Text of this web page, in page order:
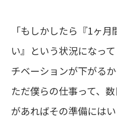
「もしかしたら『1ヶ
い』という状況になっ
チベーションが下がる
ただ僕らの仕事って、
があればその準備には